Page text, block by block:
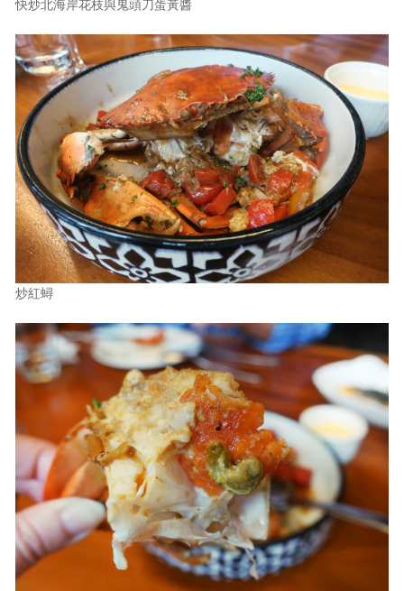
快炒北海岸花枝與鬼頭刀蛋黃醬
炒紅蟳